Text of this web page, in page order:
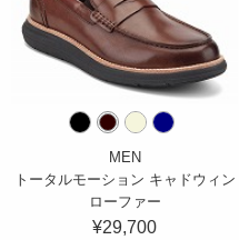
MEN
トータルモーション キャドウィン
ローファー
¥29,700